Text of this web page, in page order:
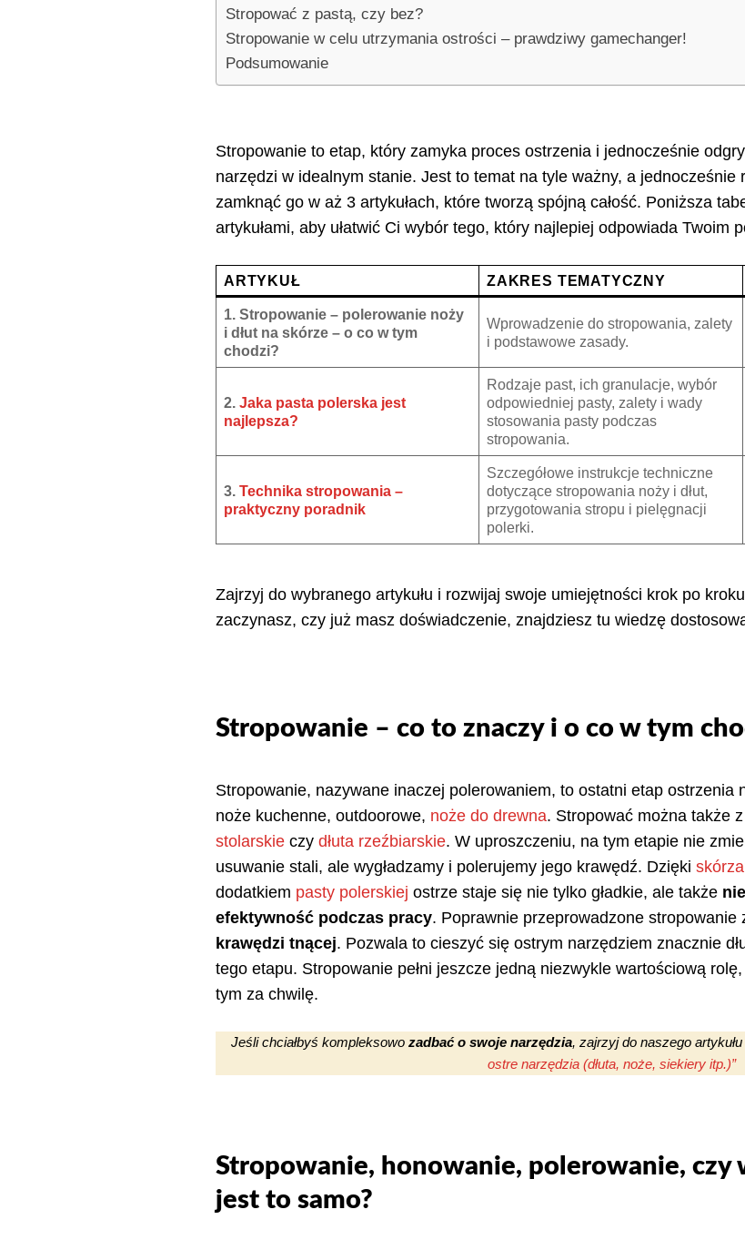
Stropować z pastą, czy bez?
Stropowanie w celu utrzymania ostrości – prawdziwy gamechanger!
Podsumowanie
Stropowanie to etap, który zamyka proces ostrzenia i jednocześnie
narzędzi w idealnym stanie. Jest to temat na tyle ważny, a jednocześnie
zamknąć go w aż 3 artykułach, które tworzą spójną całość. Poniższa
artykułami, aby ułatwić Ci wybór tego, który najlepiej odpowiada Twoim
ARTYKUŁ ZAKRES TEMATYCZNY
1. Stropowanie – polerowanie noży
i dłut na skórze – o co w tym
chodzi?
Wprowadzenie do stropowania, zalety
i podstawowe zasady.
2.Jaka pasta polerska jest
najlepsza?
Rodzaje past, ich granulacje, wybór
odpowiedniej pasty, zalety i wady
stosowania pasty podczas
stropowania.
3.Technika stropowania –
praktyczny poradnik
Szczegółowe instrukcje techniczne
dotyczące stropowania noży i dłut,
przygotowania stropu i pielęgnacji
polerki.
Zajrzyj do wybranego artykułu i rozwijaj swoje umiejętności krok po
zaczynasz, czy już masz doświadczenie, znajdziesz tu wiedzę
Stropowanie – co to znaczy i o co w tym
Stropowanie, nazywane inaczej polerowaniem, to ostatni etap ostrzenia
noże kuchenne, outdoorowe, noże do drewna. Stropować można także
stolarskie czy dłuta rzeźbiarskie. W uproszczeniu, na tym etapie nie
usuwanie stali, ale wygładzamy i polerujemy jego krawędź. Dzięki
dodatkiem pasty polerskiej ostrze staje się nie tylko gładkie, ale także
efektywność podczas pracy. Poprawnie przeprowadzone stropowanie
krawędzi tnącej. Pozwala to cieszyć się ostrym narzędziem znacznie
tego etapu. Stropowanie pełni jeszcze jedną niezwykle wartościową
tym za chwilę.
Jeśli chciałbyś kompleksowo zadbać o swoje narzędzia, zajrzyj do naszego artykułu
ostre narzędzia (dłuta, noże, siekiery itp.)”
Stropowanie, honowanie, polerowanie, czy
jest to samo?